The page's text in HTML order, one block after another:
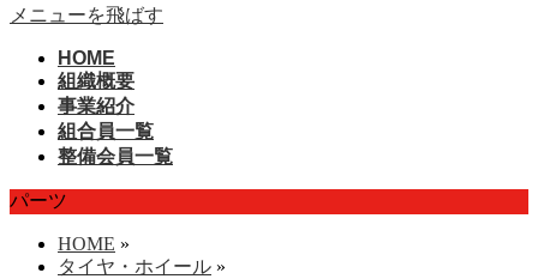
メニューを飛ばす
HOME
組織概要
事業紹介
組合員一覧
整備会員一覧
パーツ
HOME »
タイヤ・ホイール »